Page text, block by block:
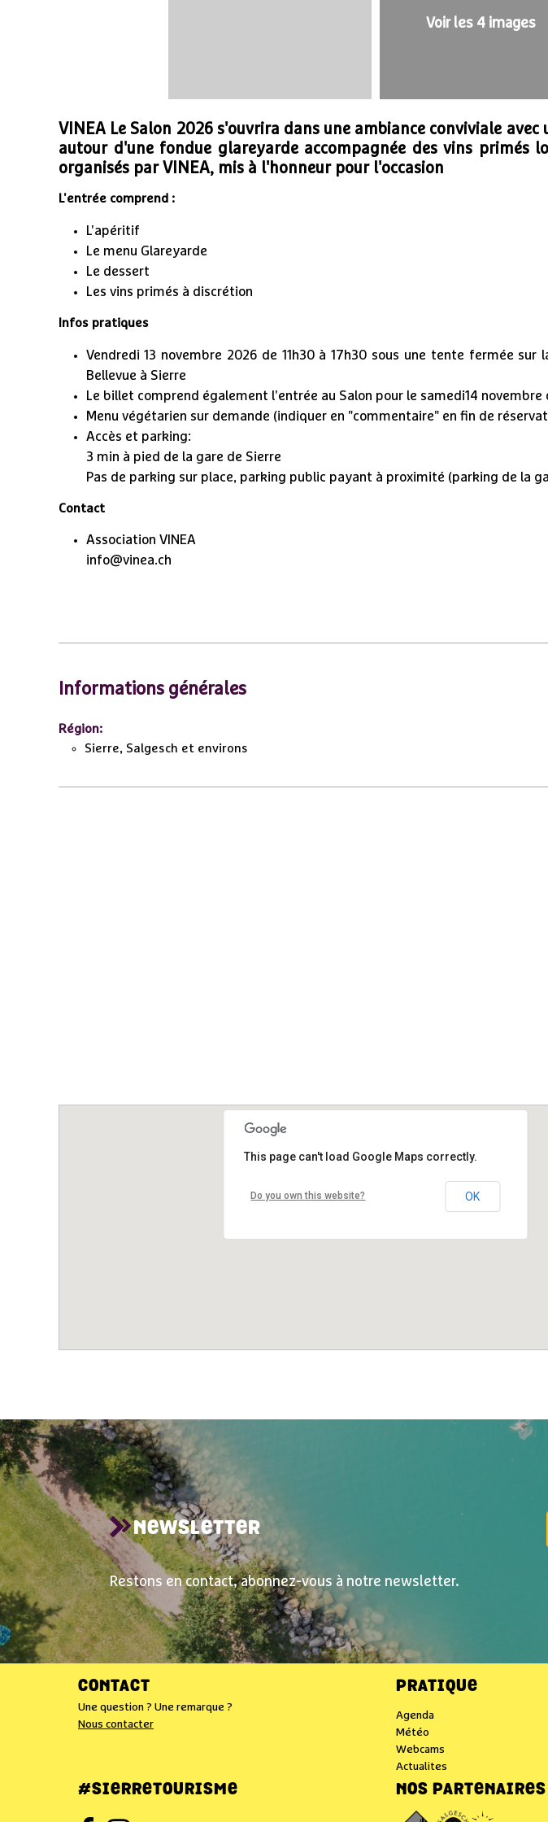
Voir les 4 images
4
VINEA Le Salon 2026 s'ouvrira dans une ambiance conviviale avec
autour d'une fondue glareyarde accompagnée des vins primés
organisés par VINEA, mis à l'honneur pour l'occasion
L'entrée comprend :
L'apéritif
Le menu Glareyarde
Le dessert
Les vins primés à discrétion
Infos pratiques
Vendredi 13 novembre 2026 de 11h30 à 17h30 sous une tente fermée sur
Bellevue à Sierre
Le billet comprend également l'entrée au Salon pour le samedi14 novembre
Menu végétarien sur demande (indiquer en "commentaire" en fin de
Accès et parking:
3 min à pied de la gare de Sierre
Pas de parking sur place, parking public payant à proximité (parking de la
Contact
Association VINEA
info@vinea.ch
Informations générales
Région:
Sierre, Salgesch et environs
This page can't load Google Maps correctly.
Do you own this website? OK
NEWSLETTER
Restons en contact, abonnez-vous à notre newsletter.
CONTACT
Une question ? Une remarque ?
Nous contacter
PRATIQUE
Agenda
Météo
Webcams
Actualites
#SIERRETOURISME NOS PARTENAIRES